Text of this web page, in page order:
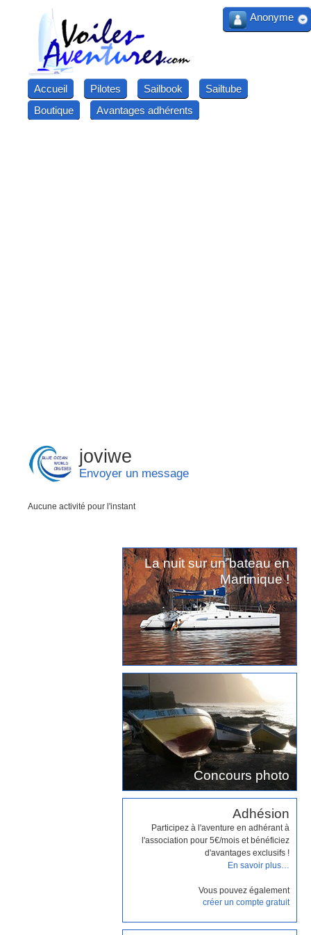
Accueil Pilotes Sailbook
Sailtube
Boutique
Avantages adhérents
joviwe
Envoyer un message
Aucune activité pour l'instant
La nuit sur un bateau en
Martinique !
Concours photo
Adhésion
Participez à l'aventure en adhérant à
l'association pour 5€/mois et bénéficiez
d'avantages exclusifs !
En savoir plus…
Vous pouvez également
créer un compte gratuit
Anonyme